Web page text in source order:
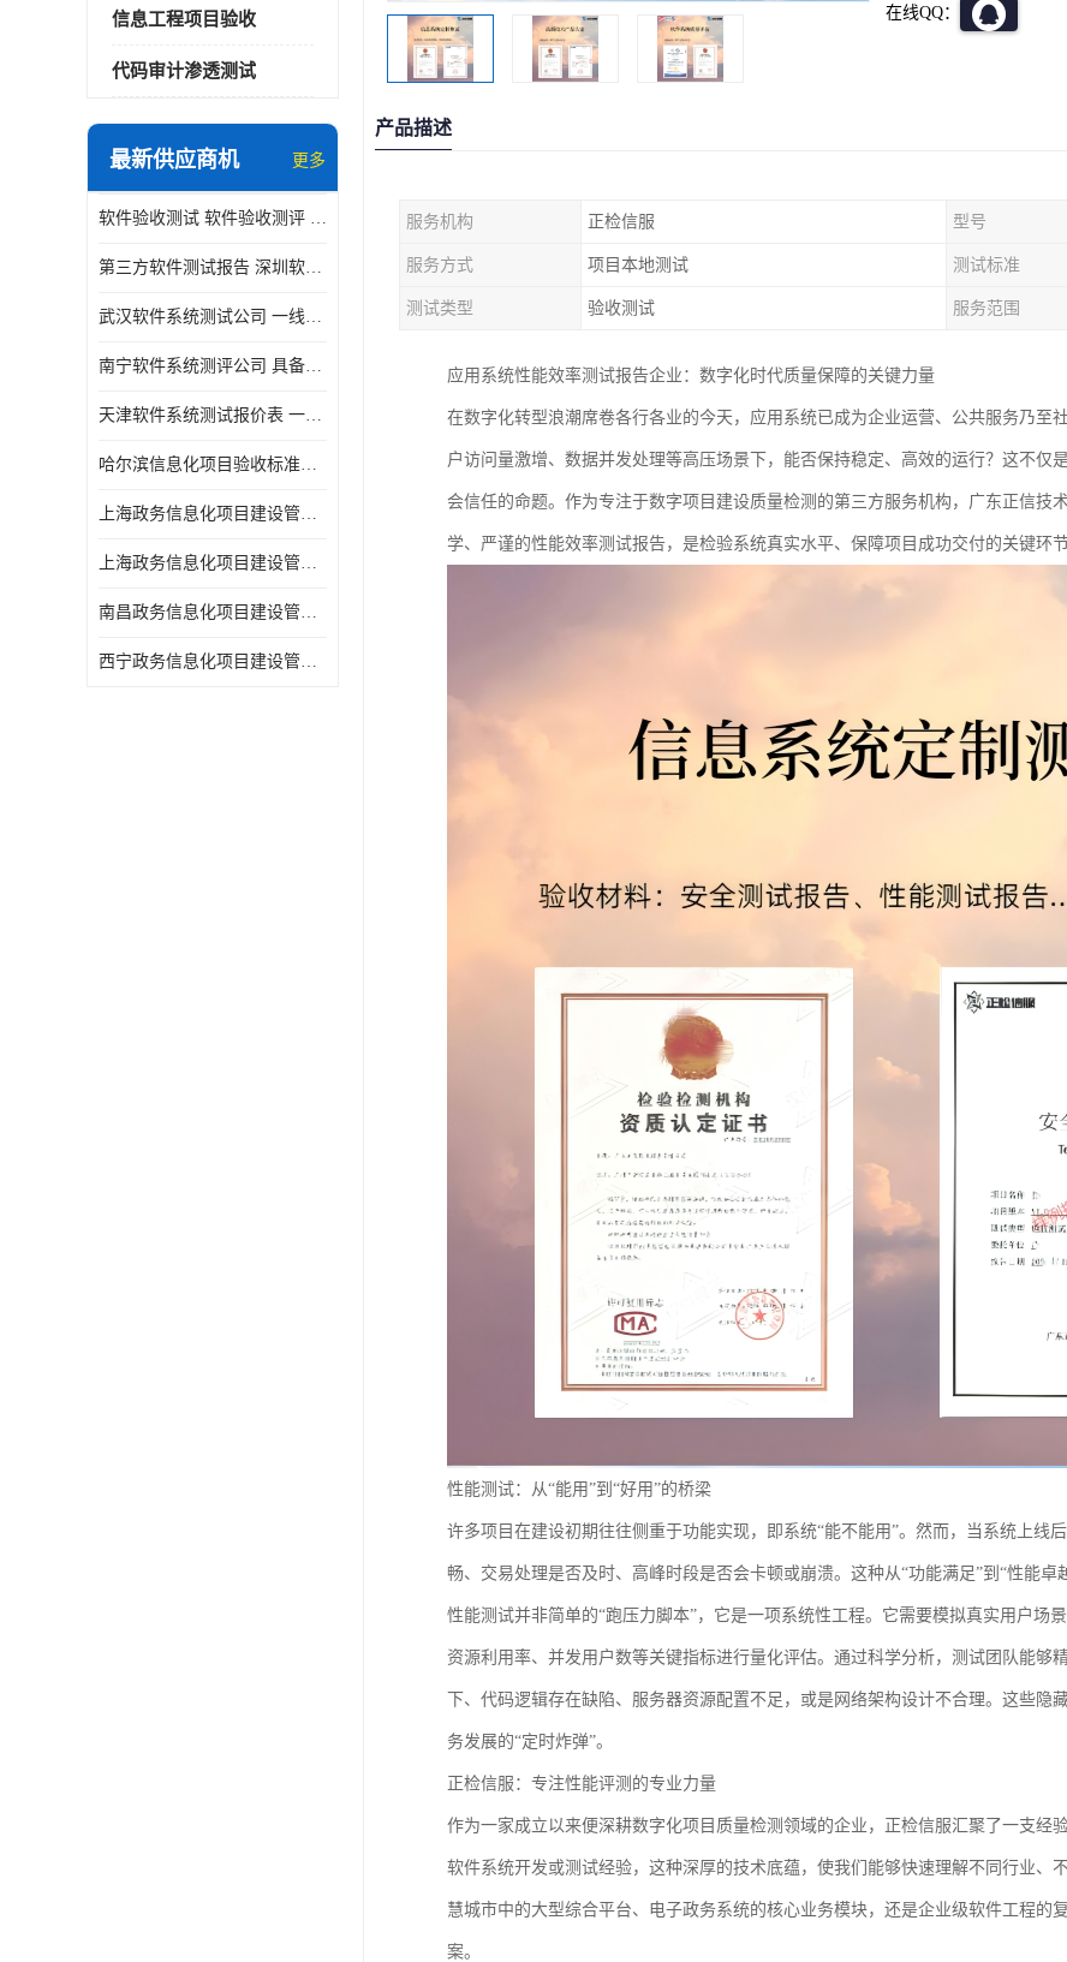
信息工程项目验收
代码审计渗透测试
最新供应商机 更多
软件验收测试 软件验收测评 软件确认测试标准及测试方法
第三方软件测试报告 深圳软件测评报告 安全验收测试报告
武汉软件系统测试公司 一线实验室 测试大概是需要多久时间呢
南宁软件系统测评公司 具备CMA/CNAS资质 出具正规测试报告
天津软件系统测试报价表 一线实验室 了解更多的测试信息
哈尔滨信息化项目验收标准单位
上海政务信息化项目建设管理办法价格
上海政务信息化项目建设管理办法机构
南昌政务信息化项目建设管理办法实验室
西宁政务信息化项目建设管理办法报告
在线QQ：
产品描述
服务机构 正检信服 型号
服务方式 项目本地测试 测试标准
测试类型 验收测试 服务范围
应用系统性能效率测试报告企业：数字化时代质量保障的关键力量
在数字化转型浪潮席卷各行各业的今天，应用系统已成为企业运营、公共服务乃至
户访问量激增、数据并发处理等高压场景下，能否保持稳定、高效的运行？这不仅
会信任的命题。作为专注于数字项目建设质量检测的第三方服务机构，广东正信技
学、严谨的性能效率测试报告，是检验系统真实水平、保障项目成功交付的关键环节
性能测试：从“能用”到“好用”的桥梁
许多项目在建设初期往往侧重于功能实现，即系统“能不能用”。然而，当系统上
畅、交易处理是否及时、高峰时段是否会卡顿或崩溃。这种从“功能满足”到“性能卓
性能测试并非简单的“跑压力脚本”，它是一项系统性工程。它需要模拟真实用户场
资源利用率、并发用户数等关键指标进行量化评估。通过科学分析，测试团队能
下、代码逻辑存在缺陷、服务器资源配置不足，或是网络架构设计不合理。这些
务发展的“定时炸弹”。
正检信服：专注性能评测的专业力量
作为一家成立以来便深耕数字化项目质量检测领域的企业，正检信服汇聚了一支经
软件系统开发或测试经验，这种深厚的技术底蕴，使我们能够快速理解不同行业、
慧城市中的大型综合平台、电子政务系统的核心业务模块，还是企业级软件工程的
案。